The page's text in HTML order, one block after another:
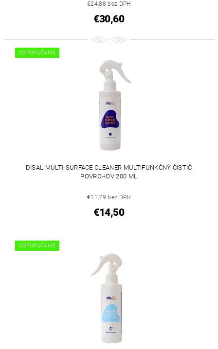
€24,88 bez DPH
€30,60
ODPORÚČAME
DISAL MULTI-SURFACE CLEANER MULTIFUNKČNÝ ČISTIČ
POVRCHOV 200 ML
€11,79 bez DPH
€14,50
ODPORÚČAME